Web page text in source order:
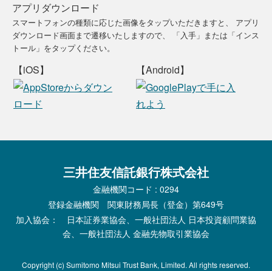
アプリダウンロード
スマートフォンの種類に応じた画像をタップいただきますと、
アプリ
ダウンロード画面まで遷移いたしますので、
「入手」または「インス
トール」をタップください。
【iOS】 【Android】
三井住友信託銀行株式会社
金融機関コード : 0294
登録金融機関 関東財務局長（登金）第649号
加入協会： 日本証券業協会、一般社団法人 日本投資顧問業協
会、一般社団法人 金融先物取引業協会
Copyright (c) Sumitomo Mitsui Trust Bank, Limited. All rights reserved.